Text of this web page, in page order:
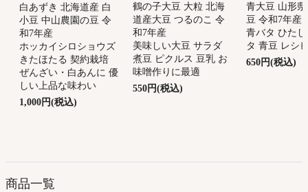
白あずき 北海道産 白
小豆 中山農園の豆 令
和7年産
ホッカイシロショウズ
きたほたる 契約栽培
ぜんざい・白あんに 優
しい上品な味わい
1,000円(税込)
鶴の子大豆 大粒 北海
道産大豆 つるのこ 令
和7年産
美味しい大豆 サラダ
煮豆 ピクルス 豆乳 お
味噌作りに最適
550円(税込)
青大豆 山形
豆 令和7年産
青バタ ひた
タ 青豆 レシ
650円(税込)
商品一覧